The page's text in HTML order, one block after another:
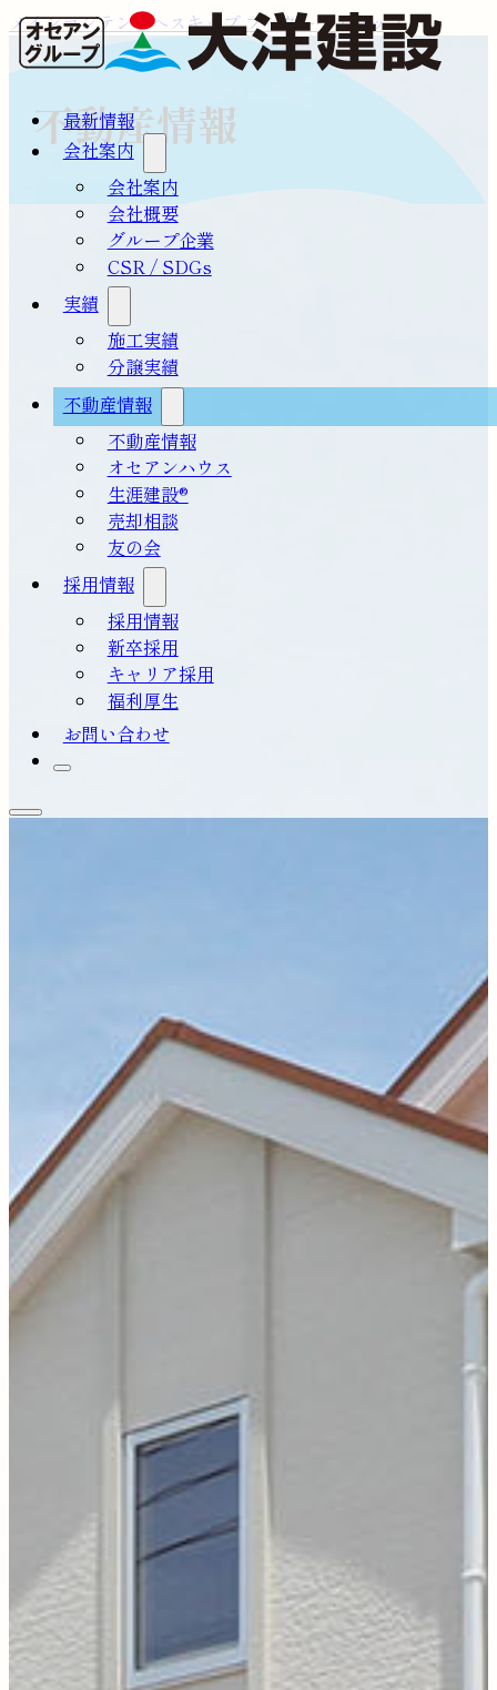
メインコンテンツへスキップフッターへスキップ
最新情報
会社案内
会社案内
会社概要
グループ企業
CSR / SDGs
実績
施工実績
分譲実績
不動産情報
不動産情報
オセアンハウス
生涯建設®
売却相談
友の会
採用情報
採用情報
新卒採用
キャリア採用
福利厚生
お問い合わせ
不動産情報